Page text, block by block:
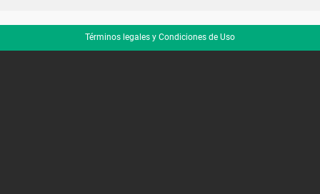
Términos legales y Condiciones de Uso